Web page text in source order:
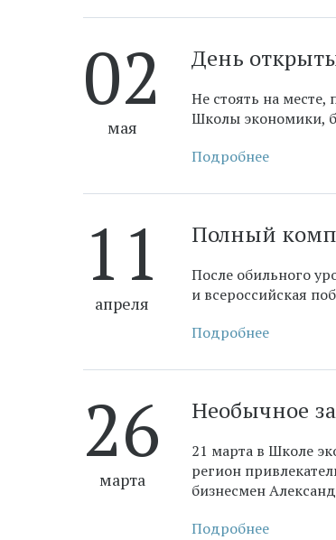
02
мая
​День
Не стоять на месте,
Школы экономики,
Подробнее
11
апреля
​Полный
После обильного
и всероссийская
Подробнее
26
марта
​Необычное
21 марта в Школе
регион
бизнесмен
Подробнее